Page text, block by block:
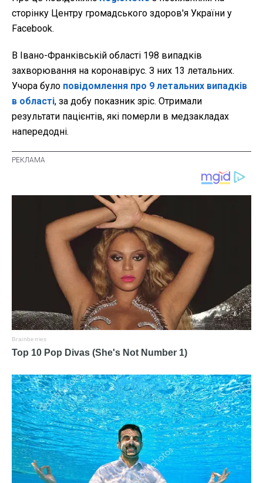
сторінку Центру громадського здоров'я України у
Facebook.
В Івано-Франківській області 198 випадків
захворювання на коронавірус. З них 13 летальних.
Учора було повідомлення про 9 летальних випадків
в області, за добу показник зріс. Отримали
результати пацієнтів, які померли в медзакладах
напередодні.